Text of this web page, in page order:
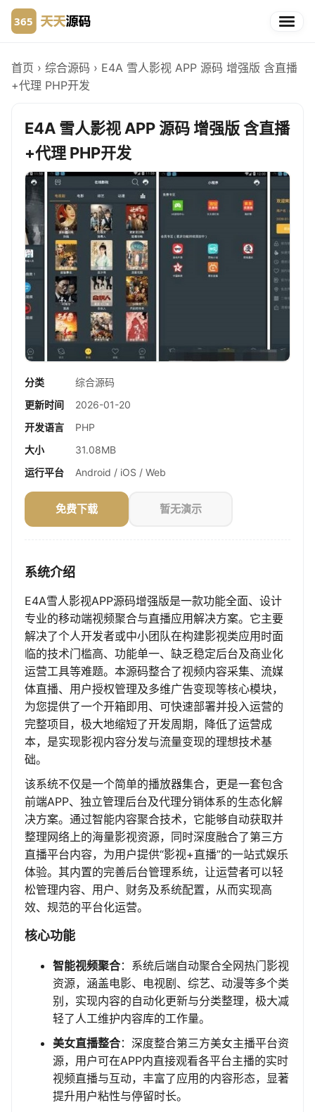
首页 › 综合源码 › E4A 雪人影视 APP 源码 增强版 含直播
+代理 PHP开发
E4A 雪人影视 APP 源码 增强版 含直播
+代理 PHP开发
分类
综合源码
更新时间
2026-01-20
开发语言
PHP
大小
31.08MB
运行平台
Android / iOS / Web
免费下载 暂无演示
系统介绍
E4A雪人影视APP源码增强版是一款功能全面、设计
专业的移动端视频聚合与直播应用解决方案。它主要
解决了个人开发者或中小团队在构建影视类应用时面
临的技术门槛高、功能单一、缺乏稳定后台及商业化
运营工具等难题。本源码整合了视频内容采集、流媒
体直播、用户授权管理及多维广告变现等核心模块，
为您提供了一个开箱即用、可快速部署并投入运营的
完整项目，极大地缩短了开发周期，降低了运营成
本，是实现影视内容分发与流量变现的理想技术基
础。
该系统不仅是一个简单的播放器集合，更是一套包含
前端APP、独立管理后台及代理分销体系的生态化解
决方案。通过智能内容聚合技术，它能够自动获取并
整理网络上的海量影视资源，同时深度融合了第三方
直播平台内容，为用户提供“影视+直播”的一站式娱乐
体验。其内置的完善后台管理系统，让运营者可以轻
松管理内容、用户、财务及系统配置，从而实现高
效、规范的平台化运营。
核心功能
智能视频聚合：系统后端自动聚合全网热门影视
资源，涵盖电影、电视剧、综艺、动漫等多个类
别，实现内容的自动化更新与分类整理，极大减
轻了人工维护内容库的工作量。
美女直播整合：深度整合第三方美女主播平台资
源，用户可在APP内直接观看各平台主播的实时
视频直播与互动，丰富了应用的内容形态，显著
提升用户粘性与停留时长。